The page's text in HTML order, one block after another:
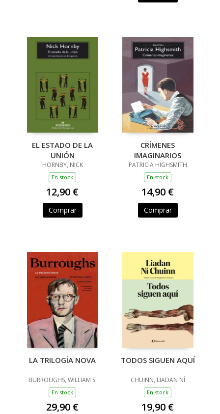
EL ESTADO DE LA
UNIÓN
HORNBY, NICK
En stock
12,90 €
Comprar
CRÍMENES
IMAGINARIOS
PATRICIA HIGHSMITH
En stock
14,90 €
Comprar
LA TRILOGÍA NOVA
BURROUGHS, WILLIAM S.
En stock
29,90 €
TODOS SIGUEN AQUÍ
CHUINN, LIADAN NÍ
En stock
19,90 €